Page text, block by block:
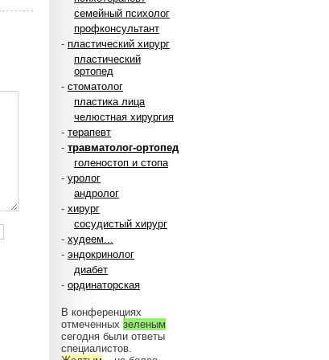
семейный психолог
профконсультант
- пластический хирург
пластический
ортопед
- стоматолог
пластика лица
челюстная хирургия
- терапевт
- травматолог-ортопед
голеностоп и стопа
- уролог
андролог
- хирург
сосудистый хирург
- худеем...
- эндокринолог
диабет
- ординаторская
В конференциях
отмеченных зеленым
сегодня были ответы
специалистов.